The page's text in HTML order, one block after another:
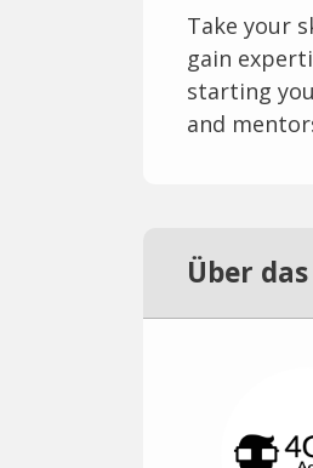
Take your
gain
starting
and
Über